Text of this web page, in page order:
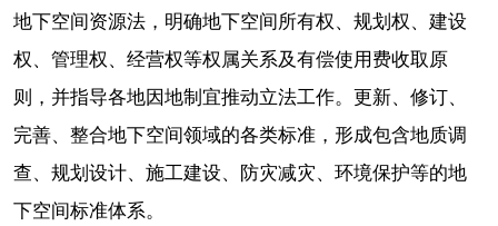
地下空间资源法，明确地下空间所有权、规划权、建设
权、管理权、经营权等权属关系及有偿使用费收取原
则，并指导各地因地制宜推动立法工作。更新、修订、
完善、整合地下空间领域的各类标准，形成包含地质调
查、规划设计、施工建设、防灾减灾、环境保护等的地
下空间标准体系。